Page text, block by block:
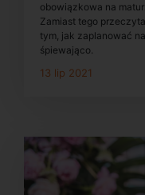
obowiązkowa na
Zamiast tego
tym, jak zaplanować
śpiewająco.
13 lip 2021